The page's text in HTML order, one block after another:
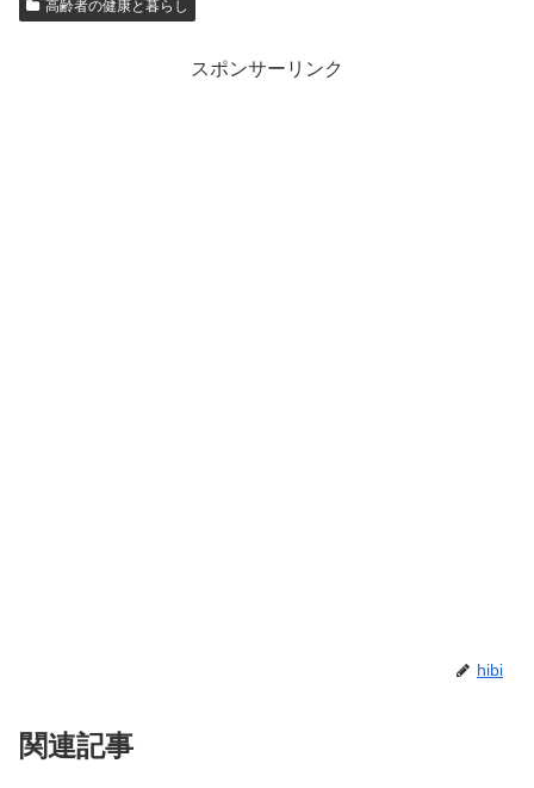
高齢者の健康と暮らし
スポンサーリンク
hibi
関連記事